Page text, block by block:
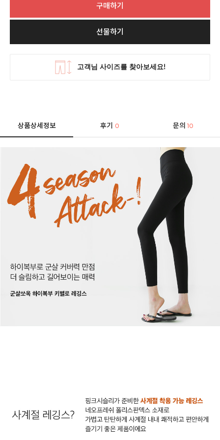
구매하기
선물하기
상품상세정보 후기0 문의 10